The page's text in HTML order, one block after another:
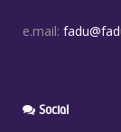
e.mail:
Social